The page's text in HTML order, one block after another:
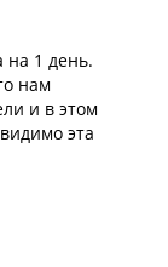
на 1 день.
нам
и в этом
эта